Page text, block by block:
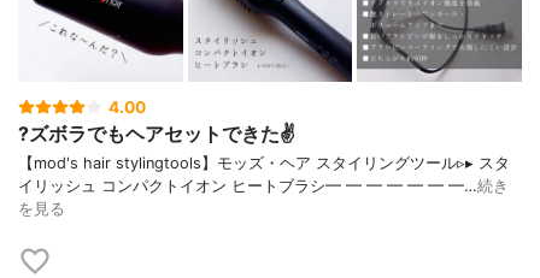
4.00
?ズボラでもヘアセットできた✌️
【mod's hair stylingtools】モッズ・ヘア スタイリングツール▹▸ スタ
イリッシュ コンパクトイオン ヒートブラシ━ ━ ━ ━ ━ ━ ━…続き
を見る